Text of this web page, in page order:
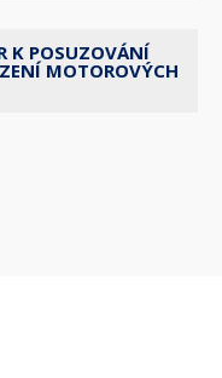
K POSUZOVÁNÍ
MOTOROVÝCH